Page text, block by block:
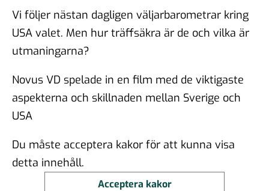
Vi följer nästan dagligen väljarbarometrar kring
USA valet. Men hur träffsäkra är de och vilka är
utmaningarna?
Novus VD spelade in en film med de viktigaste
aspekterna och skillnaden mellan Sverige och
USA
Du måste acceptera kakor för att kunna visa
detta innehåll.
Acceptera kakor